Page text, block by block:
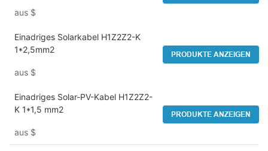
aus $
Einadriges Solarkabel H1Z2Z2-K
1*2,5mm2
aus $
PRODUKTE ANZEIGEN
Einadriges Solar-PV-Kabel H1Z2Z2-
K 1*1,5 mm2
aus $
PRODUKTE ANZEIGEN